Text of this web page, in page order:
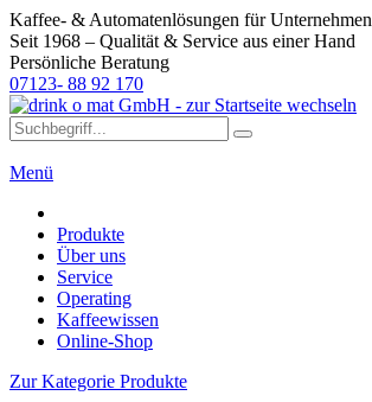
Kaffee- & Automatenlösungen für Unternehmen
Seit 1968 – Qualität & Service aus einer Hand
Persönliche Beratung
07123- 88 92 170
Menü
Produkte
Über uns
Service
Operating
Kaffeewissen
Online-Shop
Zur Kategorie Produkte